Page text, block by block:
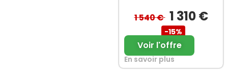
1 540 € 1 310 €
-15%
Voir l'offre
En savoir plus